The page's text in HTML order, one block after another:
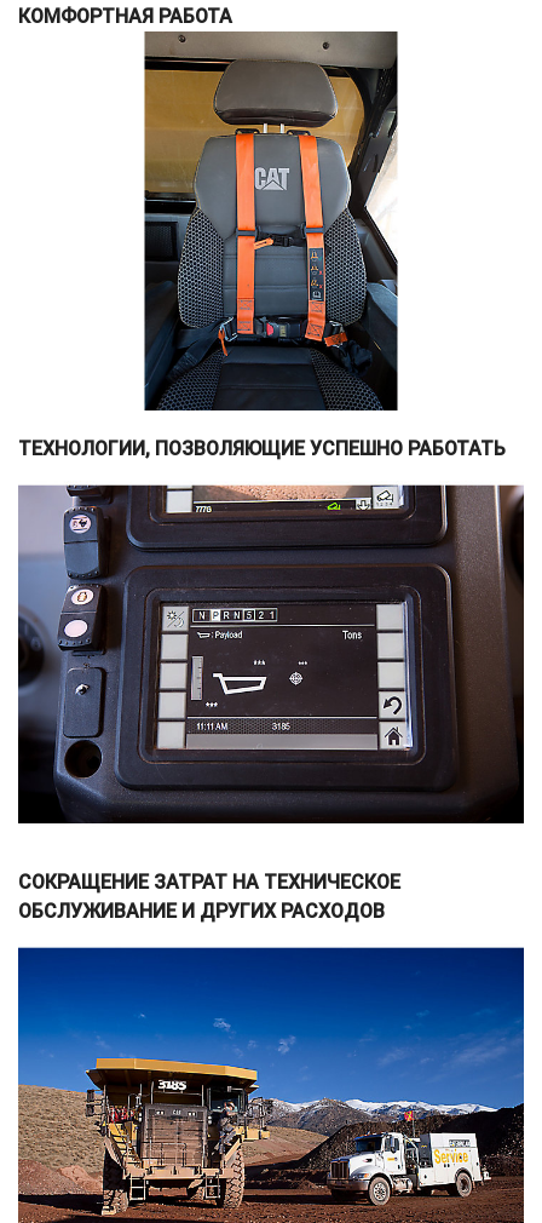
КОМФОРТНАЯ РАБОТА
ТЕХНОЛОГИИ, ПОЗВОЛЯЮЩИЕ УСПЕШНО РАБОТАТЬ
СОКРАЩЕНИЕ ЗАТРАТ НА ТЕХНИЧЕСКОЕ
ОБСЛУЖИВАНИЕ И ДРУГИХ РАСХОДОВ